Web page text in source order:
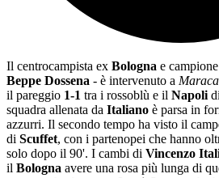
Il centrocampista ex Bologna e
Beppe Dossena - è intervenuto a
il pareggio 1-1 tra i rossoblù e il Napoli di
squadra allenata da Italiano è parsa in
azzurri. Il secondo tempo ha visto il
di Scuffet, con i partenopei che hanno
solo dopo il 90'. I cambi di Vincenzo
il Bologna avere una rosa più lunga di